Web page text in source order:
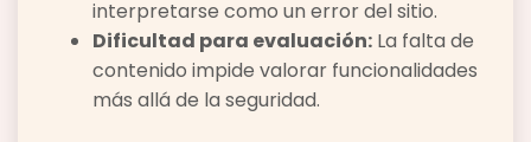
interpretarse como un error del sitio.
Dificultad para evaluación: La falta de
contenido impide valorar funcionalidades
más allá de la seguridad.